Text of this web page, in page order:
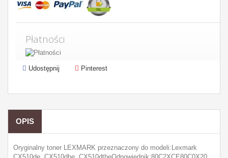
Płatności
Udostępnij Pinterest
OPIS
Oryginalny toner LEXMARK przeznaczony do modeli:Lexmark